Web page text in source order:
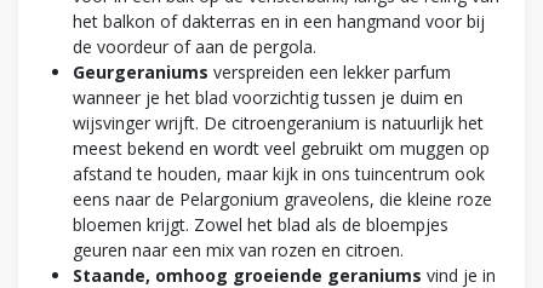
het balkon of dakterras en in een hangmand voor bij
de voordeur of aan de pergola.
Geurgeraniums verspreiden een lekker parfum
wanneer je het blad voorzichtig tussen je duim en
wijsvinger wrijft. De citroengeranium is natuurlijk het
meest bekend en wordt veel gebruikt om muggen op
afstand te houden, maar kijk in ons tuincentrum ook
eens naar de Pelargonium graveolens, die kleine roze
bloemen krijgt. Zowel het blad als de bloempjes
geuren naar een mix van rozen en citroen.
Staande, omhoog groeiende geraniums vind je in